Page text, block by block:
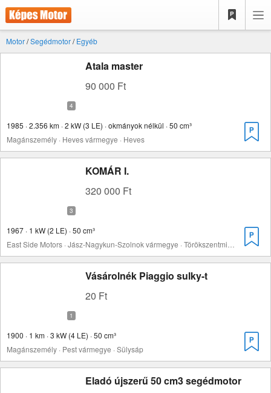
Motor/Segédmotor/Egyéb
Atala master
90 000 Ft
1985 · 2.356 km · 2 kW (3 LE) · okmányok nélkül · 50 cm³
Magánszemély · Heves vármegye · Heves
KOMÁR I.
320 000 Ft
1967 · 1 kW (2 LE) · 50 cm³
Vásárolnék Piaggio sulky-t
20 Ft
1900 · 1 km · 3 kW (4 LE) · 50 cm³
Magánszemély · Pest vármegye · Sülysáp
Eladó újszerű 50 cm3 segédmotor